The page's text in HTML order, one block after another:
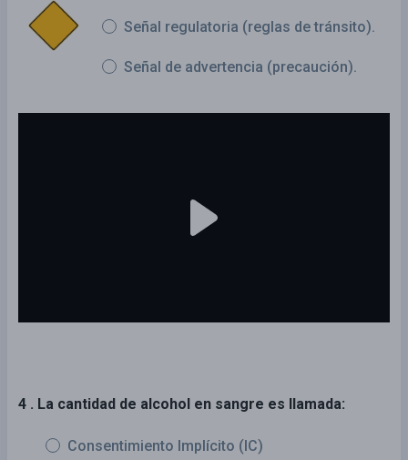
Señal regulatoria (reglas de tránsito).
Señal de advertencia (precaución).
4 . La cantidad de alcohol en sangre es llamada:
Consentimiento Implícito (IC)